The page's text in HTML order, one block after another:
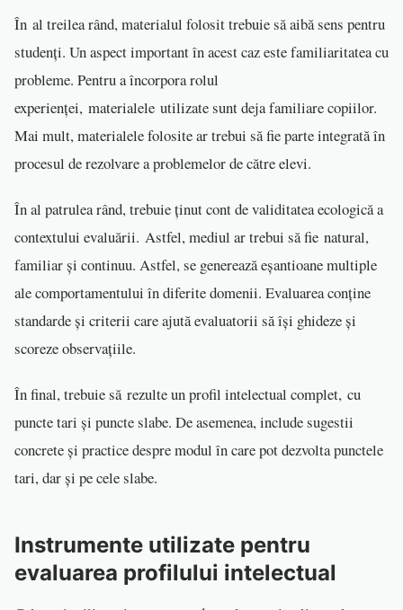
În al treilea rând, materialul folosit trebuie să aibă sens pentru
studenți. Un aspect important în acest caz este familiaritatea cu
probleme. Pentru a încorpora rolul
experienței, materialele utilizate sunt deja familiare copiilor.
Mai mult, materialele folosite ar trebui să fie parte integrată în
procesul de rezolvare a problemelor de către elevi.
În al patrulea rând, trebuie ținut cont de validitatea ecologică a
contextului evaluării. Astfel, mediul ar trebui să fie natural,
familiar și continuu. Astfel, se generează eșantioane multiple
ale comportamentului în diferite domenii. Evaluarea conține
standarde și criterii care ajută evaluatorii să își ghideze și
scoreze observațiile.
În final, trebuie să rezulte un profil intelectual complet, cu
puncte tari și puncte slabe. De asemenea, include sugestii
concrete și practice despre modul în care pot dezvolta punctele
tari, dar și pe cele slabe.
Instrumente utilizate pentru
evaluarea profilului intelectual